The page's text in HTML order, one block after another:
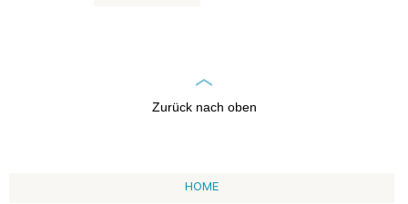
Zurück nach oben
HOME